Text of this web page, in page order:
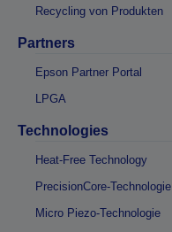
Recycling von Produkten
Partners
Epson Partner Portal
LPGA
Technologies
Heat-Free Technology
PrecisionCore-Technologie
Micro Piezo-Technologie